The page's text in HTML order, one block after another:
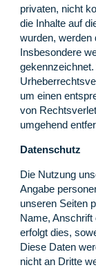
privaten, nicht
die Inhalte auf
wurden, werden
Insbesondere
um einen
von
umgehend
Datenschutz
Die Nutzung
Angabe
unseren Seiten
Name, Anschrift
erfolgt dies,
Diese Daten
nicht an Dritte